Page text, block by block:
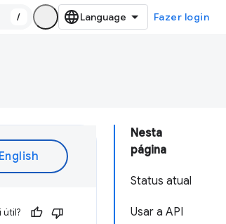
/ Fazer login
Nesta
página
Status atual
Usar a API
útil?